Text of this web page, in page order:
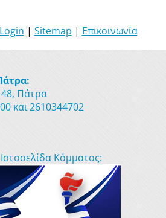
Login | Sitemap | Επικοινωνία
Πάτρα
και 2610344702
Κόμματος: